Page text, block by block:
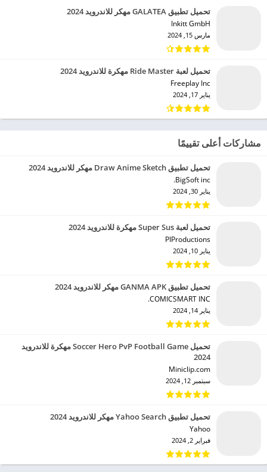
تحميل تطبيق GALATEA مهكر للاندرويد 2024
Inkitt GmbH‏
مارس 15, 2024
تحميل لعبة Ride Master مهكرة للاندرويد 2024
Freeplay Inc‏
يناير 17, 2024
مشاركات أعلى تقييمًا
تحميل تطبيق Draw Anime Sketch مهكر للاندرويد 2024
BigSoft inc.‏
يناير 30, 2024
تحميل لعبة Super Sus مهكرة للاندرويد 2024
PIProductions‏
يناير 10, 2024
تحميل تطبيق GANMA APK مهكر للاندرويد 2024
COMICSMART INC.‏
يناير 14, 2024
تحميل Soccer Hero PvP Football Game مهكرة للاندرويد
2024
Miniclip.com‏
سبتمبر 12, 2024
تحميل تطبيق Yahoo Search مهكر للاندرويد 2024
Yahoo‏
فبراير 2, 2024